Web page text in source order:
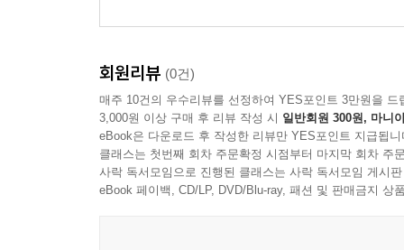
회원리뷰 (0건)
매주 10건의 우수리뷰를 선정하여 YES포인트 3만원을 드
3,000원 이상 구매 후 리뷰 작성 시 일반회원 300원, 마니
eBook은 다운로드 후 작성한 리뷰만 YES포인트 지급됩니
클래스는 첫번째 회차 주문확정 시점부터 마지막 회차 주
사락 독서모임으로 진행된 클래스는 사락 독서모임 게시
eBook 페이백, CD/LP, DVD/Blu-ray, 패션 및 판매금지 상